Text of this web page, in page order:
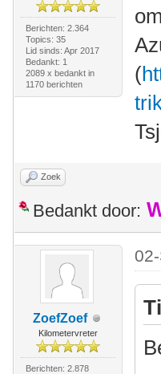
Berichten: 2.364
Topics: 35
Lid sinds: Apr 2017
Bedankt: 1
2089 x bedankt in
1170 berichten
(
Zoek
Bedankt door:
ZoefZoef
Kilometervreter
Berichten: 2.878